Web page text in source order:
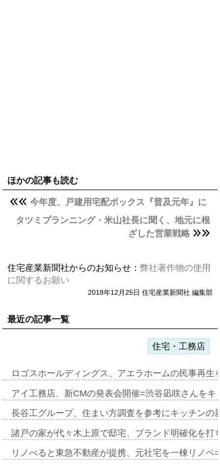
ほかの記事も読む
今年度、戸建用宅配ボックス『普及元年』に
タツミプランニング・米山社長に聞く、地元に根
ざした営業戦略
住宅産業新聞社からのお知らせ： 弊社著作物の使用
に関するお願い
2018年12月25日 住宅産業新聞社 編集部
最近の記事一覧
住宅・工務店
ロゴスホールディングス、アエラホームの民事再
アイ工務店、新CMの発表会開催=渋谷凪咲さんを
長谷工グループ、住まい方調査を参考にキッチン
諸戸の家が代々木上原で邸宅、ブランド明確化を
リノべると東急不動産が提携、元社宅を一棟リノ